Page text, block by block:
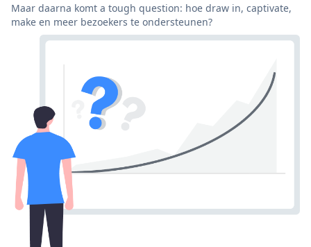
Maar daarna komt a tough question: hoe draw in, captivate,
make en meer bezoekers te ondersteunen?